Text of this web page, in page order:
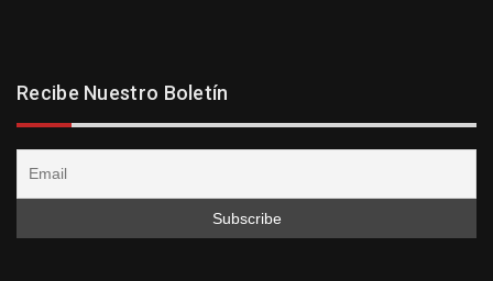
Recibe Nuestro Boletín